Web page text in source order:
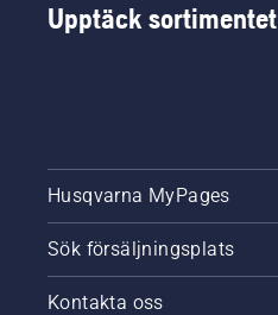
Upptäck sortimentet
Husqvarna MyPages
Sök försäljningsplats
Kontakta oss